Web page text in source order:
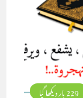
229 بار دیکھا گیا